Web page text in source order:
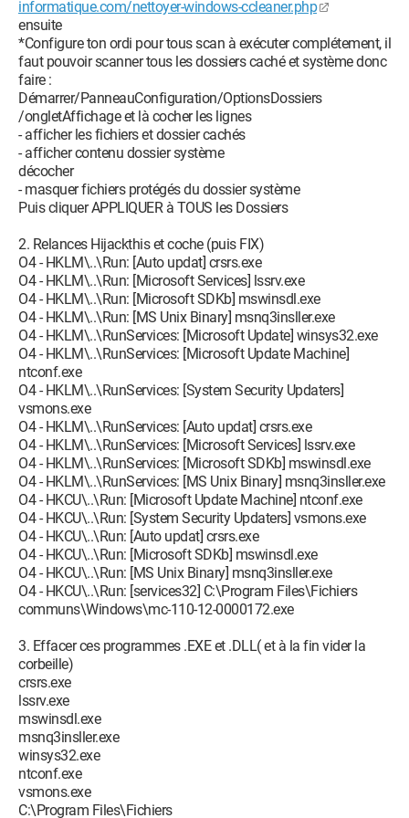
HKCU\Software\Microsoft\Windows\CurrentVersion\Internet
Settings,ProxyOverride = localhost
R0 - HKCU\Software\Microsoft\Internet
Explorer\Toolbar,LinksFolderName = Liens
O2 - BHO: AcroIEHlprObj Class - {06849E9F-C8D7-4D59-B87D-
784B7D6BE0B3} - C:\Program Files\Adobe\Acrobat
5.0\Acrobat\ActiveX\AcroIEHelper.ocx
O2 - BHO: (no name) - {7A0E1C80-AD14-1A11-B066-
573C59D20742} - (no file)
O2 - BHO: Google Toolbar Helper - {AA58ED58-01DD-4d91-
8333-CF10577473F7} - c:\program
files\google\googletoolbar1.dll
O3 - Toolbar: &Radio - {8E718888-423F-11D2-876E-
00A0C9082467} - C:\WINDOWS\System32\msdxm.ocx
O3 - Toolbar: &Google - {2318C2B1-4965-11d4-9B18-
009027A5CD4F} - c:\program files\google\googletoolbar1.dll
O4 - HKLM\..\Run: [C-Media Mixer] Mixer.exe /startup
O4 - HKLM\..\Run: [Microsoft Update Machine] ntconf.exe
O4 - HKLM\..\Run: [System Security Updaters] vsmons.exe
O4 - HKLM\..\Run: [PrinTray]
C:\WINDOWS\System32\spool\DRIVERS\W32X86\2\printra
y.exe
O4 - HKLM\..\Run: [QuickTime Task] "C:\Program
Files\QuickTime\qttask.exe" -atboottime
O4 - HKLM\..\Run: [Auto updat] crsrs.exe
O4 - HKLM\..\Run: [Microsoft Services] lssrv.exe
O4 - HKLM\..\Run: [SMSERIAL] sm56hlpr.exe
O4 - HKLM\..\Run: [Microsoft SDKb] mswinsdl.exe
O4 - HKLM\..\Run: [MS Unix Binary] msnq3insller.exe
O4 - HKLM\..\Run: [avast!]
D:\PROGRA~2\ALWILS~1\Avast4\ashDisp.exe
O4 - HKLM\..\Run: [Network] C:\Program
Files\Network\network.exe
O4 - HKLM\..\Run: [CreateCD]
C:\PROGRA~1\Adaptec\EASYCD~1\CreateCD\createcd.exe -
r
O4 - HKLM\..\RunServices: [Microsoft Update] winsys32.exe
O4 - HKLM\..\RunServices: [Microsoft Update Machine]
ntconf.exe
O4 - HKLM\..\RunServices: [System Security Updaters]
vsmons.exe
O4 - HKLM\..\RunServices: [Auto updat] crsrs.exe
O4 - HKLM\..\RunServices: [Microsoft Services] lssrv.exe
O4 - HKLM\..\RunServices: [Microsoft SDKb] mswinsdl.exe
informatique.com/nettoyer-windows-ccleaner.php
ensuite
*Configure ton ordi pour tous scan à exécuter complétement, il
faut pouvoir scanner tous les dossiers caché et système donc
faire :
Démarrer/PanneauConfiguration/OptionsDossiers
/ongletAffichage et là cocher les lignes
- afficher les fichiers et dossier cachés
- afficher contenu dossier système
décocher
- masquer fichiers protégés du dossier système
Puis cliquer APPLIQUER à TOUS les Dossiers
2. Relances Hijackthis et coche (puis FIX)
O4 - HKLM\..\Run: [Auto updat] crsrs.exe
O4 - HKLM\..\Run: [Microsoft Services] lssrv.exe
O4 - HKLM\..\Run: [Microsoft SDKb] mswinsdl.exe
O4 - HKLM\..\Run: [MS Unix Binary] msnq3insller.exe
O4 - HKLM\..\RunServices: [Microsoft Update] winsys32.exe
O4 - HKLM\..\RunServices: [Microsoft Update Machine]
ntconf.exe
O4 - HKLM\..\RunServices: [System Security Updaters]
vsmons.exe
O4 - HKLM\..\RunServices: [Auto updat] crsrs.exe
O4 - HKLM\..\RunServices: [Microsoft Services] lssrv.exe
O4 - HKLM\..\RunServices: [Microsoft SDKb] mswinsdl.exe
O4 - HKLM\..\RunServices: [MS Unix Binary] msnq3insller.exe
O4 - HKCU\..\Run: [Microsoft Update Machine] ntconf.exe
O4 - HKCU\..\Run: [System Security Updaters] vsmons.exe
O4 - HKCU\..\Run: [Auto updat] crsrs.exe
O4 - HKCU\..\Run: [Microsoft SDKb] mswinsdl.exe
O4 - HKCU\..\Run: [MS Unix Binary] msnq3insller.exe
O4 - HKCU\..\Run: [services32] C:\Program Files\Fichiers
communs\Windows\mc-110-12-0000172.exe
3. Effacer ces programmes .EXE et .DLL( et à la fin vider la
corbeille)
crsrs.exe
lssrv.exe
mswinsdl.exe
msnq3insller.exe
winsys32.exe
ntconf.exe
vsmons.exe
C:\Program Files\Fichiers